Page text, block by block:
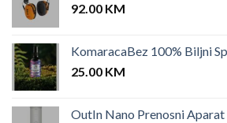
92.00 KM
KomaracaBez 100% Biljni
25.00 KM
OutIn Nano Prenosni Aparat